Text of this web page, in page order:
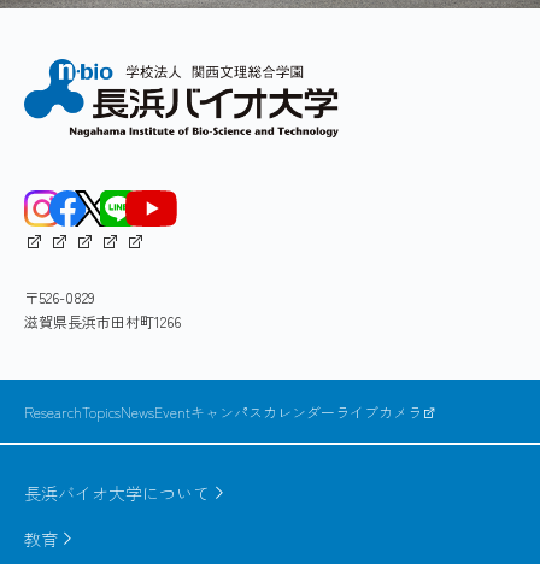
〒526-0829
滋賀県長浜市田村町1266
ResearchTopicsNewsEventキャンパスカレンダーライブカメラ
長浜バイオ大学について
教育